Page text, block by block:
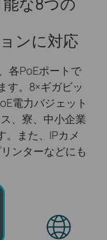
ンに対応
各PoEポートで
す。8×ギガビッ
電力バジェット
、寮、中小企業
。また、IPカメ
ンターなどにも